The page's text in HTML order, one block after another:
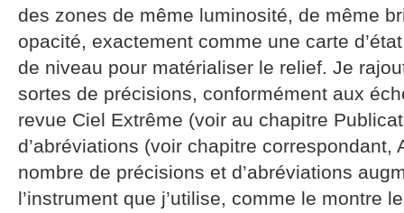
des zones de même luminosité, de même
opacité, exactement comme une carte
de niveau pour matérialiser le relief. Je
sortes de précisions, conformément aux
revue Ciel Extrême (voir au chapitre
d’abréviations (voir chapitre correspondant,
nombre de précisions et d’abréviations
l’instrument que j’utilise, comme le montre